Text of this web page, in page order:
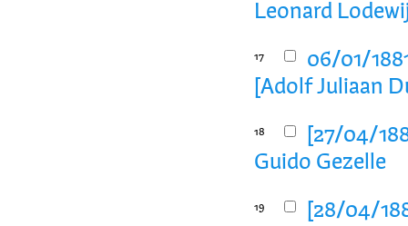
Leonard
17
06/01/
[Adolf Juliaan
18
[27/04/
Guido Gezelle
19
[28/04/